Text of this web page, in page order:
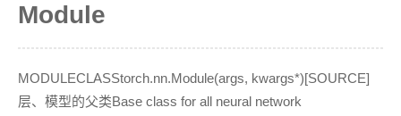
Module
MODULECLASStorch.nn.Module(args, kwargs*)[SOURCE]
层、模型的父类Base class for all neural network